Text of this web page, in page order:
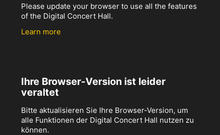
Please update your browser to use all the features
of the Digital Concert Hall.
Learn more
Ihre Browser-Version ist leider
veraltet
Bitte aktualisieren Sie Ihre Browser-Version, um
alle Funktionen der Digital Concert Hall nutzen zu
können.